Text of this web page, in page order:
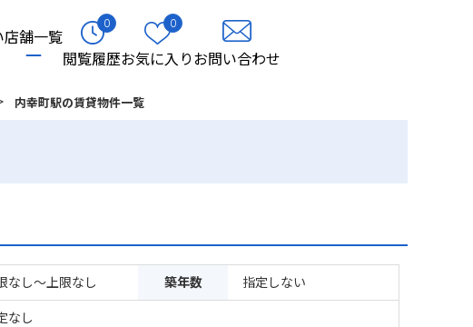
店舗一覧
0
閲覧履歴
0
お気に入りお問い合わせ
内幸町駅の賃貸物件一覧
なし～上限なし 築年数
指定しない
なし